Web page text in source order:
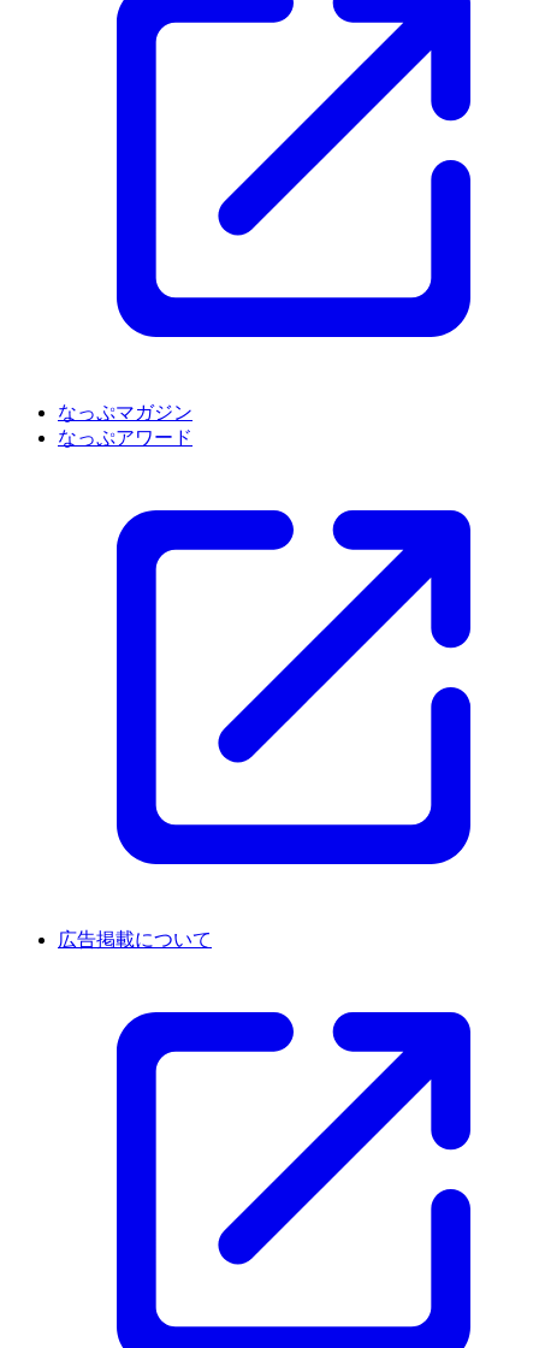
なっぷマガジン
なっぷアワード
広告掲載について